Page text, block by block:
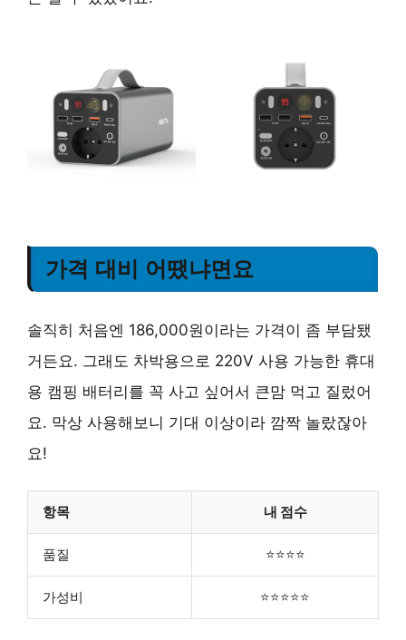
가격 대비 어땠냐면요
솔직히 처음엔 186,000원이라는 가격이 좀 부담됐
거든요. 그래도 차박용으로 220V 사용 가능한 휴대
용 캠핑 배터리를 꼭 사고 싶어서 큰맘 먹고 질렀어
요. 막상 사용해보니 기대 이상이라 깜짝 놀랐잖아
요!
항목 내 점수
품질 ⭐⭐⭐⭐
가성비 ⭐⭐⭐⭐⭐